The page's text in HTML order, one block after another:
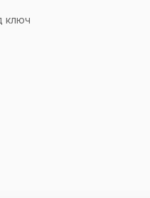
ключ